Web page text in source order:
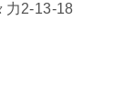
力2-13-18